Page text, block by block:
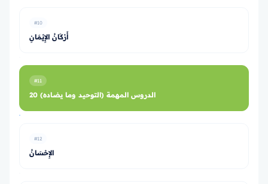
#10
أَرْكَانُ الإِيْمَانِ
#11
20 الدروس المهمة (التوحيد وما يضاده)
#12
الإِحْسَانُ